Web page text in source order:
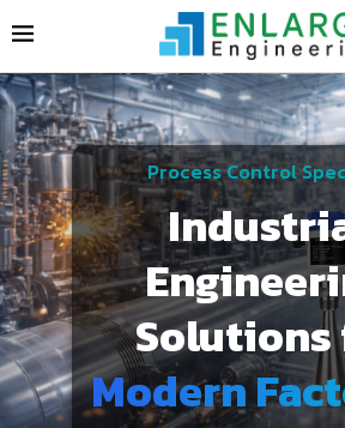
Process Control
Modern